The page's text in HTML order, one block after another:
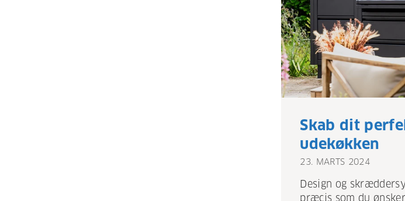
Skab dit
udekøkken
23. MARTS 2024
Design og